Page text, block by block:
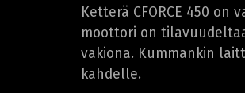
Ketterä CFORCE 450 on
moottori on
vakiona. Kummankin
kahdelle.